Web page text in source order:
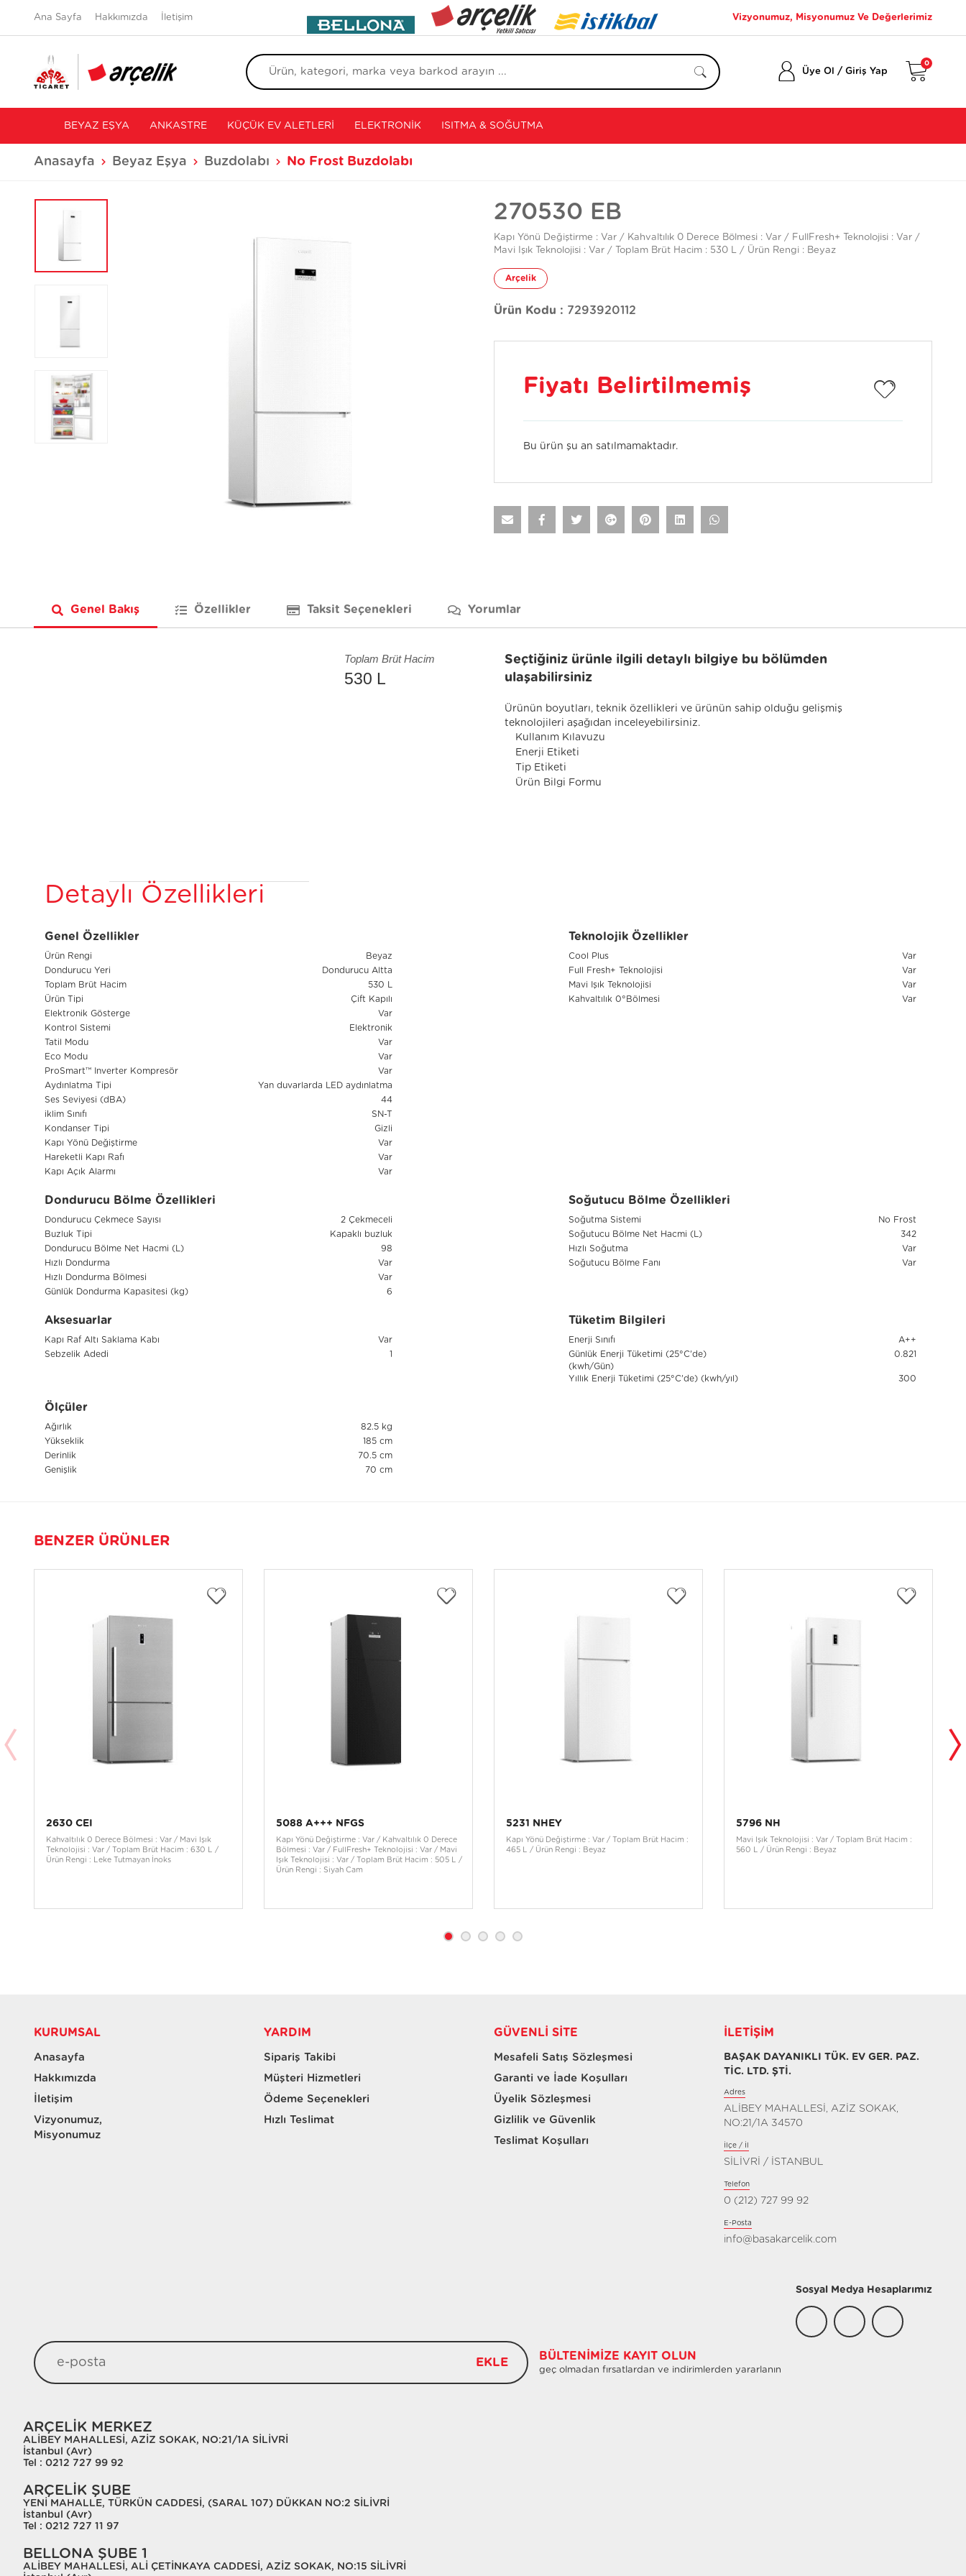
Ana Sayfa Hakkımızda İletişim Vizyonumuz, Misyonumuz Ve Değerlerimiz
0
Üye Ol / Giriş Yap
BEYAZ EŞYA ANKASTRE KÜÇÜK EV ALETLERI ELEKTRONIK ISITMA & SOĞUTMA
Anasayfa Beyaz Eşya Buzdolabı No Frost Buzdolabı
270530 EB
Kapı Yönü Değiştirme : Var / Kahvaltılık 0 Derece Bölmesi : Var / FullFresh+ Teknolojisi : Var /
Mavi Işık Teknolojisi : Var / Toplam Brüt Hacim : 530 L / Ürün Rengi : Beyaz
Arçelik
Ürün Kodu : 7293920112
Fiyatı Belirtilmemiş
Bu ürün şu an satılmamaktadır.
Genel Bakış Özellikler Taksit Seçenekleri Yorumlar
Toplam Brüt Hacim
530 L
Seçtiğiniz ürünle ilgili detaylı bilgiye bu bölümden
ulaşabilirsiniz
Ürünün boyutları, teknik özellikleri ve ürünün sahip olduğu gelişmiş
teknolojileri aşağıdan inceleyebilirsiniz.
Kullanım Kılavuzu
Enerji Etiketi
Tip Etiketi
Ürün Bilgi Formu
Detaylı Özellikleri
Genel Özellikler
Ürün Rengi
Beyaz
Dondurucu Yeri
Dondurucu Altta
Toplam Brüt Hacim
530 L
Ürün Tipi
Çift Kapılı
Elektronik Gösterge
Var
Kontrol Sistemi
Elektronik
Tatil Modu
Var
Eco Modu
Var
ProSmart™ Inverter Kompresör
Var
Aydınlatma Tipi
Yan duvarlarda LED aydınlatma
Ses Seviyesi (dBA)
44
iklim Sınıfı
SN-T
Kondanser Tipi
Gizli
Kapı Yönü Değiştirme
Var
Hareketli Kapı Rafı
Var
Kapı Açık Alarmı
Var
Teknolojik Özellikler
Cool Plus
Var
Full Fresh+ Teknolojisi
Var
Mavi Işık Teknolojisi
Var
Kahvaltılık 0°Bölmesi
Var
Dondurucu Bölme Özellikleri
Dondurucu Çekmece Sayısı
2 Çekmeceli
Buzluk Tipi
Kapaklı buzluk
Dondurucu Bölme Net Hacmi (L)
98
Hızlı Dondurma
Var
Hızlı Dondurma Bölmesi
Var
Günlük Dondurma Kapasitesi (kg)
6
Soğutucu Bölme Özellikleri
Soğutma Sistemi
No Frost
Soğutucu Bölme Net Hacmi (L)
342
Hızlı Soğutma
Var
Soğutucu Bölme Fanı
Var
Aksesuarlar
Kapı Raf Altı Saklama Kabı
Var
Sebzelik Adedi
1
Tüketim Bilgileri
Enerji Sınıfı
A++
Günlük Enerji Tüketimi (25°C'de)
(kwh/Gün)
0.821
Yıllık Enerji Tüketimi (25°C'de) (kwh/yıl) 300
Ölçüler
Ağırlık
82.5 kg
Yükseklik
185 cm
Derinlik
70.5 cm
Genişlik
70 cm
BENZER ÜRÜNLER
2630 CEI
Kahvaltılık 0 Derece Bölmesi : Var / Mavi Işık
Teknolojisi : Var / Toplam Brüt Hacim : 630 L /
Ürün Rengi : Leke Tutmayan İnoks
5088 A+++ NFGS
Kapı Yönü Değiştirme : Var / Kahvaltılık 0 Derece
Bölmesi : Var / FullFresh+ Teknolojisi : Var / Mavi
Işık Teknolojisi : Var / Toplam Brüt Hacim : 505 L /
Ürün Rengi : Siyah Cam
5231 NHEY
Kapı Yönü Değiştirme : Var / Toplam Brüt Hacim :
465 L / Ürün Rengi : Beyaz
5796 NH
Mavi Işık Teknolojisi : Var / Toplam Brüt Hacim :
560 L / Ürün Rengi : Beyaz
KURUMSAL
Anasayfa
Hakkımızda
İletişim
Vizyonumuz,
Misyonumuz
YARDIM
Sipariş Takibi
Müşteri Hizmetleri
Ödeme Seçenekleri
Hızlı Teslimat
GÜVENLI SITE
Mesafeli Satış Sözleşmesi
Garanti ve İade Koşulları
Üyelik Sözleşmesi
Gizlilik ve Güvenlik
Teslimat Koşulları
İLETIŞIM
BAŞAK DAYANIKLI TÜK. EV GER. PAZ.
TİC. LTD. ŞTİ.
Adres
ALİBEY MAHALLESİ, AZİZ SOKAK,
NO:21/1A 34570
İlçe / İl
SİLİVRİ / İSTANBUL
Telefon
0 (212) 727 99 92
E-Posta
info@basakarcelik.com
Sosyal Medya Hesaplarımız
BÜLTENIMIZE KAYIT OLUN
geç olmadan fırsatlardan ve indirimlerden yararlanın
EKLE
ARÇELİK MERKEZ
ALİBEY MAHALLESİ, AZİZ SOKAK, NO:21/1A SİLİVRİ
İstanbul (Avr)
Tel : 0212 727 99 92
ARÇELİK ŞUBE
YENİ MAHALLE, TÜRKÜN CADDESİ, (SARAL 107) DÜKKAN NO:2 SİLİVRİ
İstanbul (Avr)
Tel : 0212 727 11 97
BELLONA ŞUBE 1
ALİBEY MAHALLESİ, ALİ ÇETİNKAYA CADDESİ, AZİZ SOKAK, NO:15 SİLİVRİ